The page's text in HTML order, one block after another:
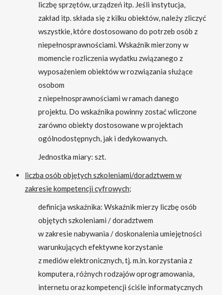
liczbę sprzętów, urządzeń itp. Jeśli instytucja,
zakład itp. składa się z kilku obiektów, należy zliczyć
wszystkie, które dostosowano do potrzeb osób z
niepełnosprawnościami. Wskaźnik mierzony w
momencie rozliczenia wydatku związanego z
wyposażeniem obiektów w rozwiązania służące
osobom
z niepełnosprawnościami w ramach danego
projektu. Do wskaźnika powinny zostać wliczone
zarówno obiekty dostosowane w projektach
ogólnodostępnych, jak i dedykowanych.
Jednostka miary: szt.
liczba osób objętych szkoleniami/doradztwem w
zakresie kompetencji cyfrowych;
definicja wskaźnika: Wskaźnik mierzy liczbę osób
objętych szkoleniami / doradztwem
w zakresie nabywania / doskonalenia umiejętności
warunkujących efektywne korzystanie
z mediów elektronicznych, tj. m.in. korzystania z
komputera, różnych rodzajów oprogramowania,
internetu oraz kompetencji ściśle informatycznych